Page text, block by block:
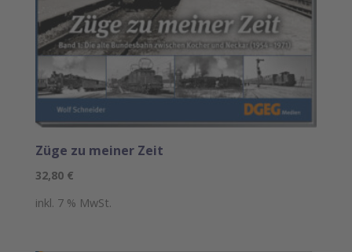
Züge zu meiner Zeit
32,80 €
inkl. 7 % MwSt.